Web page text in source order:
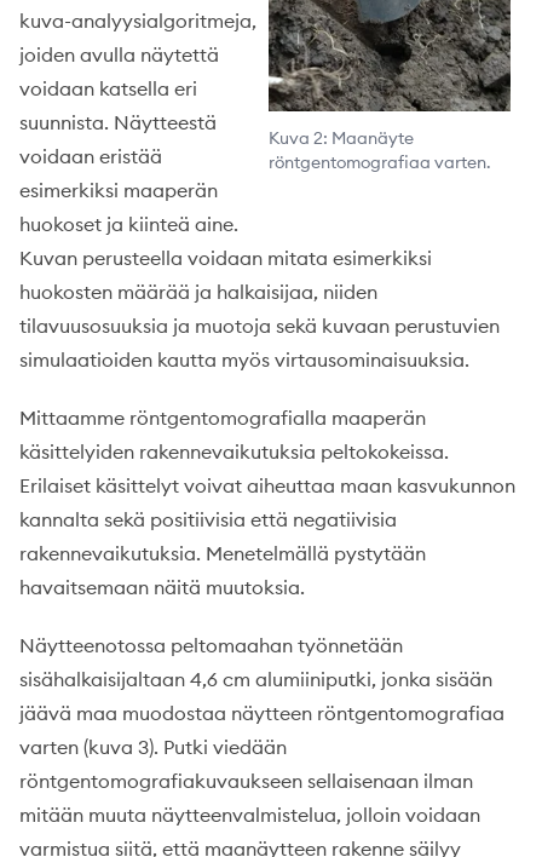
Kuva 2: Maanäyte
röntgentomografiaa varten.
kuva-analyysialgoritmeja,
joiden avulla näytettä
voidaan katsella eri
suunnista. Näytteestä
voidaan eristää
esimerkiksi maaperän
huokoset ja kiinteä aine.
Kuvan perusteella voidaan mitata esimerkiksi
huokosten määrää ja halkaisijaa, niiden
tilavuusosuuksia ja muotoja sekä kuvaan perustuvien
simulaatioiden kautta myös virtausominaisuuksia.
Mittaamme röntgentomografialla maaperän
käsittelyiden rakennevaikutuksia peltokokeissa.
Erilaiset käsittelyt voivat aiheuttaa maan kasvukunnon
kannalta sekä positiivisia että negatiivisia
rakennevaikutuksia. Menetelmällä pystytään
havaitsemaan näitä muutoksia.
Näytteenotossa peltomaahan työnnetään
sisähalkaisijaltaan 4,6 cm alumiiniputki, jonka sisään
jäävä maa muodostaa näytteen röntgentomografiaa
varten (kuva 3). Putki viedään
röntgentomografiakuvaukseen sellaisenaan ilman
mitään muuta näytteenvalmistelua, jolloin voidaan
varmistua siitä, että maanäytteen rakenne säilyy